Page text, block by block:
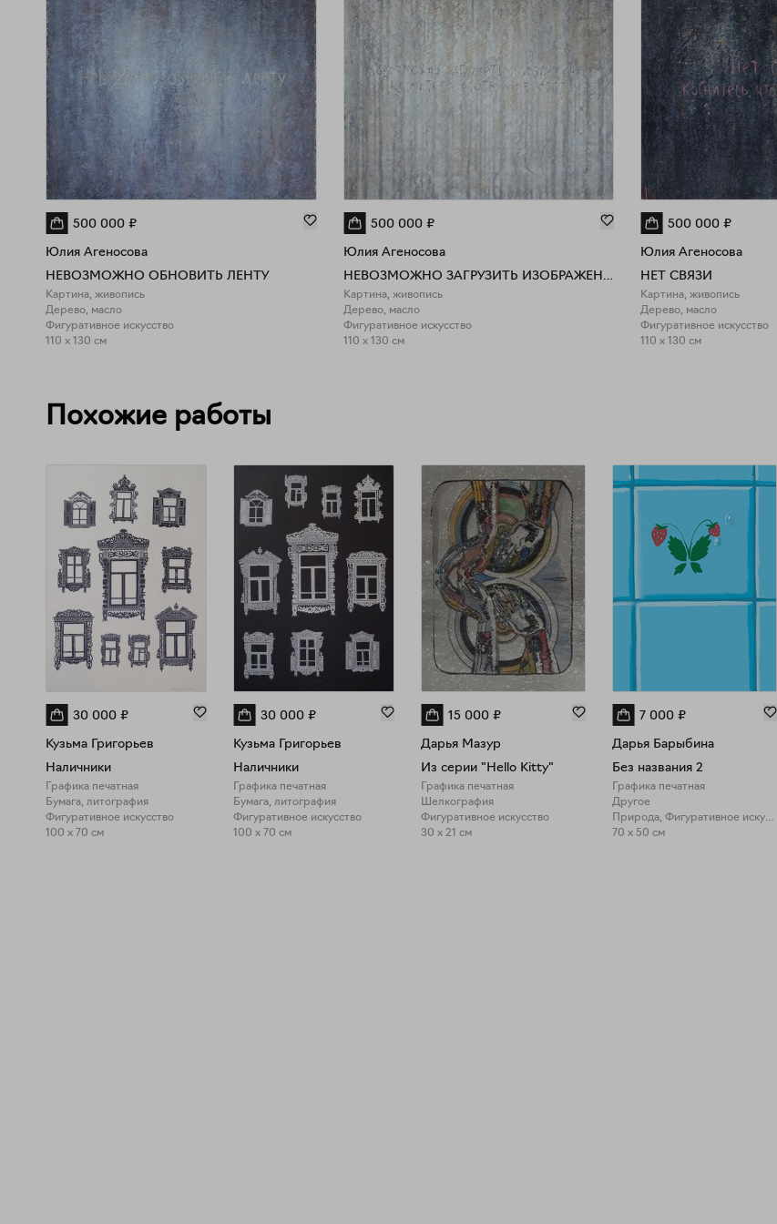
500 000 ₽
Юлия Агеносова
НЕВОЗМОЖНО ОБНОВИТЬ ЛЕНТУ
Картина, живопись
Дерево, масло
Фигуративное искусство
110 x 130 см
500 000 ₽
Юлия Агеносова
НЕВОЗМОЖНО ЗАГРУЗИТЬ ИЗОБРАЖЕНИЕ
Картина, живопись
Дерево, масло
Фигуративное искусство
110 x 130 см
500 000 ₽
Юлия Агеносова
НЕТ СВЯЗИ
Картина, живопись
Дерево, масло
Фигуративное искусство
110 x 130 см
Похожие работы
30 000 ₽
Кузьма Григорьев
Наличники
Графика печатная
Бумага, литография
Фигуративное искусство
100 x 70 см
30 000 ₽
Кузьма Григорьев
Наличники
Графика печатная
Бумага, литография
Фигуративное искусство
100 x 70 см
15 000 ₽
Дарья Мазур
Из серии "Hello Kitty"
Графика печатная
Шелкография
Фигуративное искусство
30 x 21 см
7 000 ₽
Дарья Барыбина
Без названия 2
Графика печатная
Другое
Природа, Фигуративное искусство
70 x 50 см